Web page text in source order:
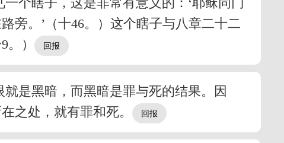
旁。’（十46。）这个瞎子与八章二十二
）
是黑暗，而黑暗是罪与死的结果。因
之处，就有罪和死。